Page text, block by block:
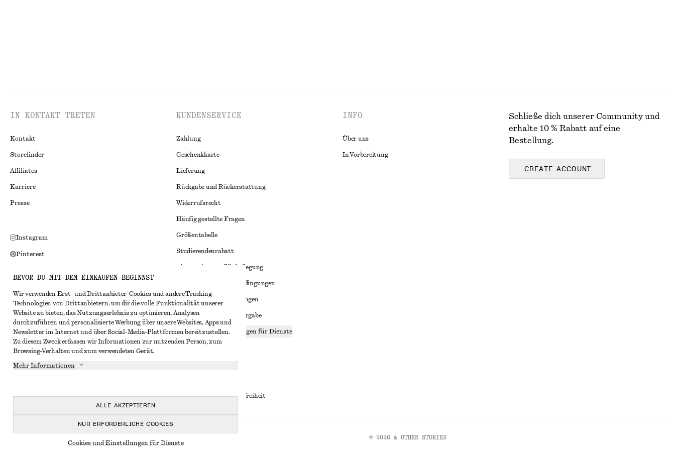
IN KONTAKT TRETEN
Kontakt
Storefinder
Affiliates
Karriere
Presse
Instagram
Pinterest
TikTok
KUNDENSERVICE
Zahlung
Geschenkkarte
Lieferung
Rückgabe und Rückerstattung
Widerrufsrecht
Häufig gestellte Fragen
Größentabelle
Studierendenrabatt
Alternative Konfliktbeilegung
Allgemeine Geschäftsbedingungen
Mitgliedschaftsbedingungen
Cookies und Datenweitergabe
Cookies und Einstellungen für Dienste
Erklärung zur Barrierefreiheit
INFO
Über uns
In Vorbereitung
Schließe dich unserer Community und
erhalte 10 % Rabatt auf eine
Bestellung.
CREATE ACCOUNT
© 2026 & OTHER STORIES
BEVOR DU MIT DEM EINKAUFEN BEGINNST
Wir verwenden Erst- und Drittanbieter-Cookies und andere Tracking-
Technologien von Drittanbietern, um dir die volle Funktionalität unserer
Website zu bieten, das Nutzungserlebnis zu optimieren, Analysen
durchzuführen und personalisierte Werbung über unsere Websites, Apps und
Newsletter im Internet und über Social-Media-Plattformen bereitzustellen.
Zu diesem Zweck erfassen wir Informationen zur nutzenden Person, zum
Browsing-Verhalten und zum verwendeten Gerät.
Mehr Informationen
ALLE AKZEPTIEREN
NUR ERFORDERLICHE COOKIES
Cookies und Einstellungen für Dienste